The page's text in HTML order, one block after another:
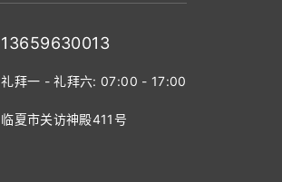
13659630013
礼拜一 - 礼拜六: 07:00 - 17:00
临夏市关访神殿411号